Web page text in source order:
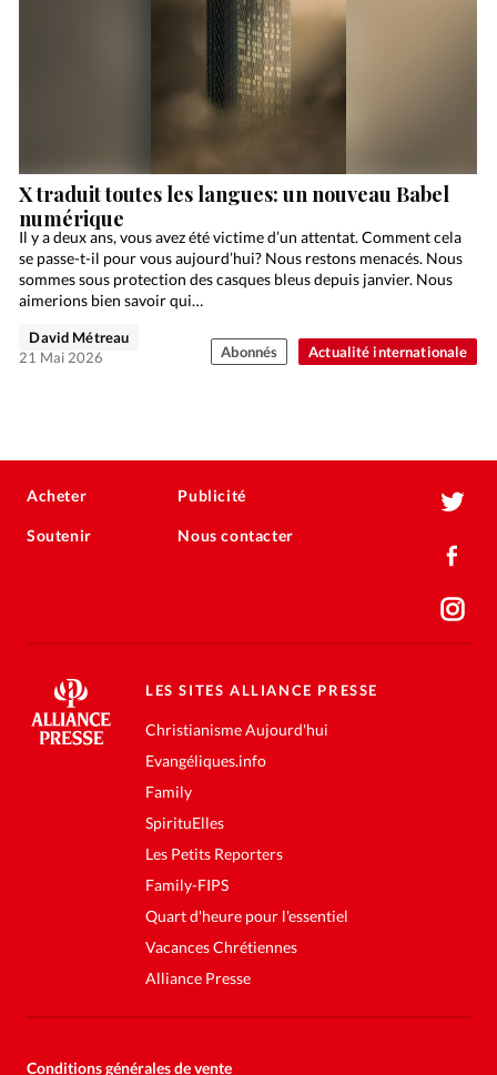
Actualité internationale
X traduit toutes les langues: un nouveau Babel
numérique
Il y a deux ans, vous avez été victime d’un attentat. Comment cela
se passe-t-il pour vous aujourd’hui? Nous restons menacés. Nous
sommes sous protection des casques bleus depuis janvier. Nous
aimerions bien savoir qui…
David Métreau
21 Mai 2026
Abonnés
Acheter
Soutenir
Publicité
Nous contacter
LES SITES ALLIANCE PRESSE
Christianisme Aujourd'hui
Evangéliques.info
Family
SpirituElles
Les Petits Reporters
Family-FIPS
Quart d'heure pour l'essentiel
Vacances Chrétiennes
Alliance Presse
Conditions générales de vente